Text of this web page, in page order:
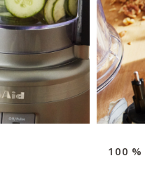
100 %